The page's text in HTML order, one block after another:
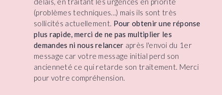
(problèmes techniques...) mais ils sont très
sollicités actuellement. Pour obtenir une réponse
plus rapide, merci de ne pas multiplier les
demandes ni nous relancer après l'envoi du 1er
message car votre message initial perd son
ancienneté ce qui retarde son traitement. Merci
pour votre compréhension.